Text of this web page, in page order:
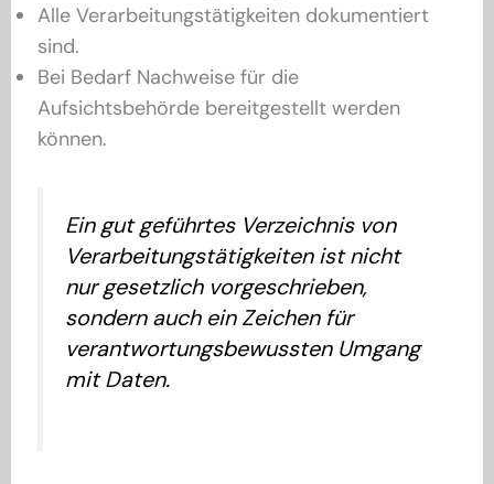
Alle Verarbeitungstätigkeiten dokumentiert
sind.
Bei Bedarf Nachweise für die
Aufsichtsbehörde bereitgestellt werden
können.
Ein gut geführtes Verzeichnis von
Verarbeitungstätigkeiten ist nicht
nur gesetzlich vorgeschrieben,
sondern auch ein Zeichen für
verantwortungsbewussten Umgang
mit Daten.